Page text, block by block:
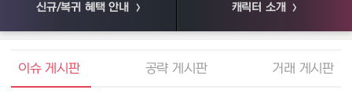
신규/복귀 혜택 안내 캐릭터 소개
엘소드 커뮤니티
이슈 게시판 공략 게시판 거래 게시판